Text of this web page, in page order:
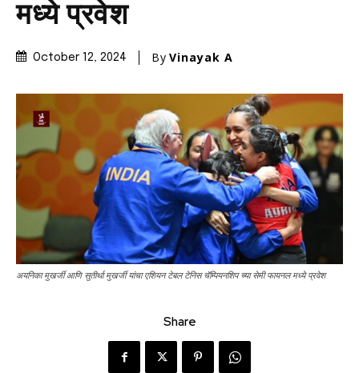
मध्ये प्रवेश
October 12, 2024 By Vinayak A
अयनिका मुखर्जी आणि सुतीर्था मुखर्जी यांचा एशियन टेबल टेनिस चॅम्पियनशिप च्या सेमी फायनल मध्ये प्रवेश
Share